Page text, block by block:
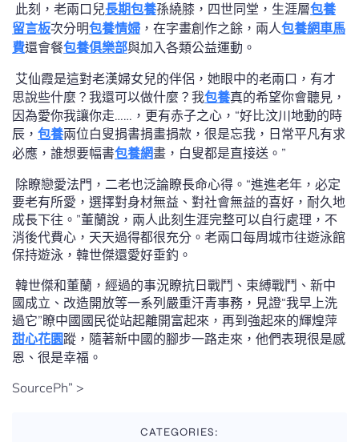
此刻，老兩口兒長期包養孫繞膝，四世同堂，生涯層包養
留言板次分明包養情婦 ，在字畫創作之餘，兩人包養網車馬
費還會餐包養俱樂部與加入各類公益運動。
艾仙霞是這對老漢婦女兒的伴侶，她眼中的老兩口，有才
思說些什麼？我還可以做什麼？我包養真的希望你會聽見，
因為愛你我讓你走……，更有赤子之心，“好比汶川地動的時
辰， 包養兩位白叟捐書捐畫捐款，很是忘我，日常平凡有求
必應，誰想要幅書包養網畫，白叟都是直接送。”
除瞭戀愛法門，二老也泛論瞭長命心得。“進進老年，必定
要老有所愛，選擇對身材無益、對社會無益的喜好，耐久地
成長下往。”董蘭說，兩人此刻生涯完整可以自行處理，不
消後代費心，天天過得都很充分。老兩口每周城市往遊泳館
保持遊泳，韓世傑還愛好垂釣。
韓世傑和董蘭，經過的事況瞭抗日戰鬥、束縛戰鬥、新中
國成立、改造開放等一系列嚴重汗青事務，見證“我早上洗
過它”瞭中國國民從站起離開富起來，再到強起來的輝煌萍
甜心花園蹤，隨著新中國的腳步一路走來，他們表現很是感
恩、很是幸福。
SourcePh” >
CATEGORIES: